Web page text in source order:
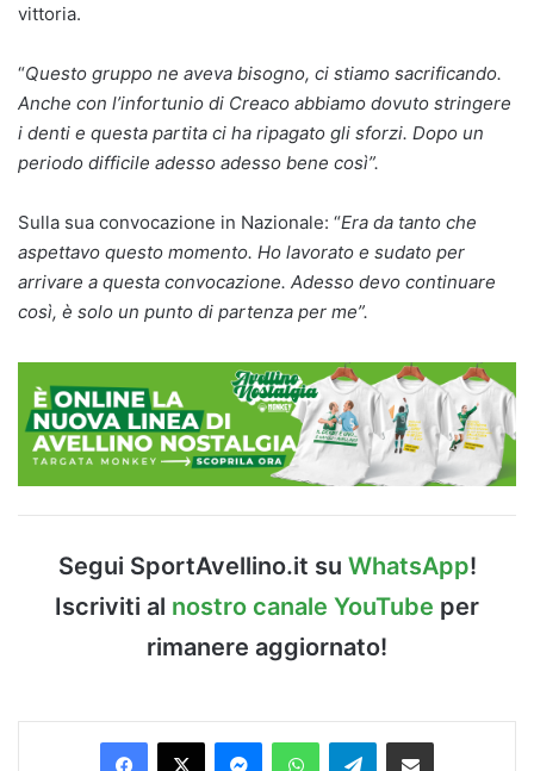
vittoria.
“Questo gruppo ne aveva bisogno, ci stiamo sacrificando.
Anche con l’infortunio di Creaco abbiamo dovuto stringere
i denti e questa partita ci ha ripagato gli sforzi. Dopo un
periodo difficile adesso adesso bene così”.
Sulla sua convocazione in Nazionale: “Era da tanto che
aspettavo questo momento. Ho lavorato e sudato per
arrivare a questa convocazione. Adesso devo continuare
così, è solo un punto di partenza per me”.
Segui SportAvellino.it su WhatsApp!
Iscriviti al nostro canale YouTube per
rimanere aggiornato!
Facebook
X MessengerWhatsAppTelegramCondividi via Email